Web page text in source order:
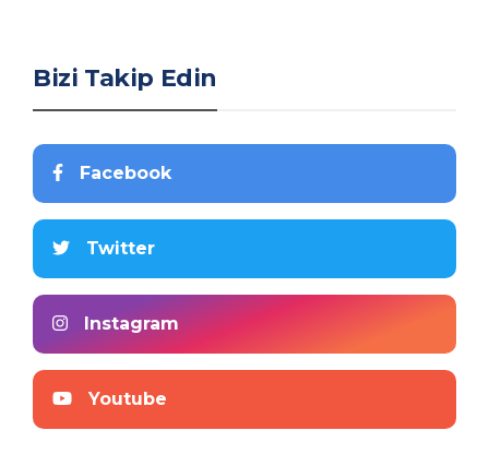
Bizi Takip Edin
Facebook
Twitter
Instagram
Youtube